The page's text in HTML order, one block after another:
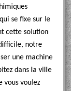
se fixe sur le
cette solution
notre
une machine
dans la ville
vous voulez